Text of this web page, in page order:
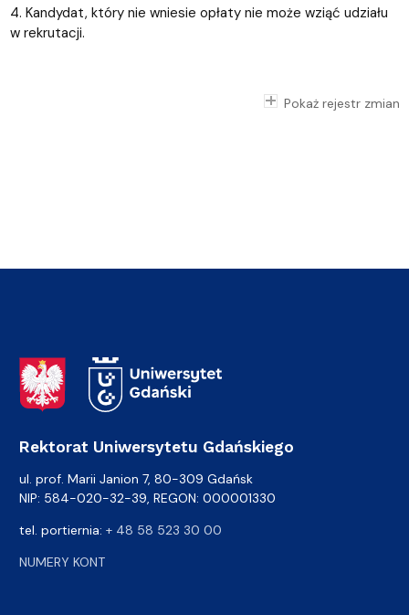
4. Kandydat, który nie wniesie opłaty nie może wziąć udziału
w rekrutacji.
Pokaż rejestr zmian
Adres Rektoratu
Rektorat Uniwersytetu Gdańskiego
ul. prof. Marii Janion 7, 80-309 Gdańsk
NIP: 584-020-32-39, REGON: 000001330
tel. portiernia: + 48 58 523 30 00
NUMERY KONT